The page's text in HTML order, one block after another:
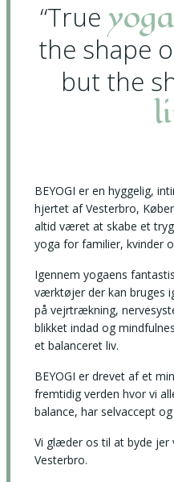
“True yoga
the shape
but the
BEYOGI er en hyggelig,
hjertet af Vesterbro,
altid været at skabe et
yoga for familier, kvinder
Igennem yogaens
værktøjer der kan bruges
på vejrtrækning,
blikket indad og
et balanceret liv.
BEYOGI er drevet af et
fremtidig verden hvor vi
balance, har selvaccept
Vi glæder os til at byde jer
Vesterbro.